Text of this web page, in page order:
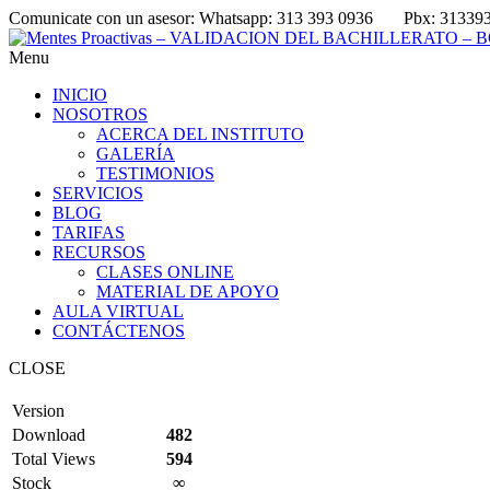
Comunicate con un asesor: Whatsapp: 313 393 0936 Pbx:
Menu
INICIO
NOSOTROS
ACERCA DEL INSTITUTO
GALERÍA
TESTIMONIOS
SERVICIOS
BLOG
TARIFAS
RECURSOS
CLASES ONLINE
MATERIAL DE APOYO
AULA VIRTUAL
CONTÁCTENOS
CLOSE
Version
Download
482
Total Views
594
Stock
∞